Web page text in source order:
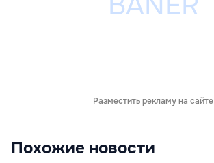
Разместить рекламу на сайте
Похожие новости